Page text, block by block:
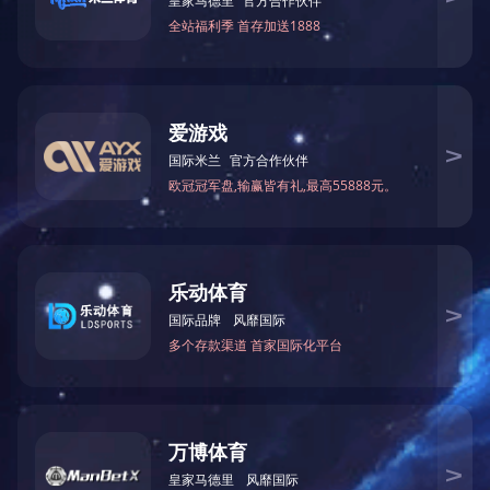
坚持持续创新、开发新品，建设具有符合科学技术及市场经济规律
布局，把企业建设成环境优美，设备先进，技术创新的现代化制造企业。